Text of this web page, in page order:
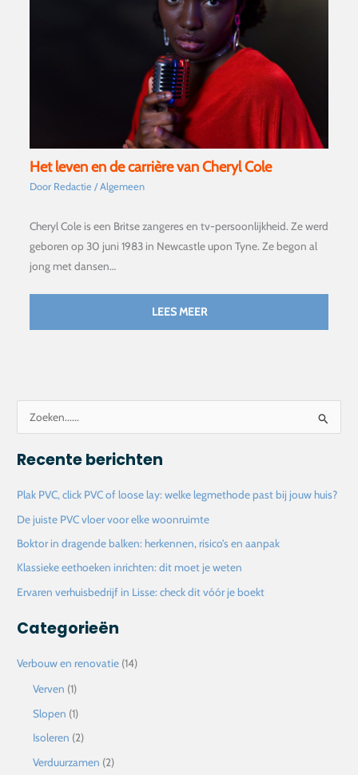
Het leven en de carrière van Cheryl Cole
Door Redactie /Algemeen
Cheryl Cole is een Britse zangeres en tv-persoonlijkheid. Ze werd
geboren op 30 juni 1983 in Newcastle upon Tyne. Ze begon al
jong met dansen…
LEES MEER
e
a
r
:
Recente berichten
Plak PVC, click PVC of loose lay: welke legmethode past bij jouw huis?
De juiste PVC vloer voor elke woonruimte
Boktor in dragende balken: herkennen, risico’s en aanpak
Klassieke eethoeken inrichten: dit moet je weten
Ervaren verhuisbedrijf in Lisse: check dit vóór je boekt
Categorieën
Verbouw en renovatie (14)
Verven (1)
Slopen (1)
Isoleren (2)
Verduurzamen (2)